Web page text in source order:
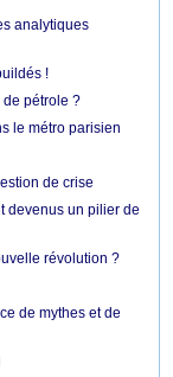
analytiques
!
de pétrole ?
le métro parisien
de crise
devenus un pilier de
révolution ?
de mythes et de